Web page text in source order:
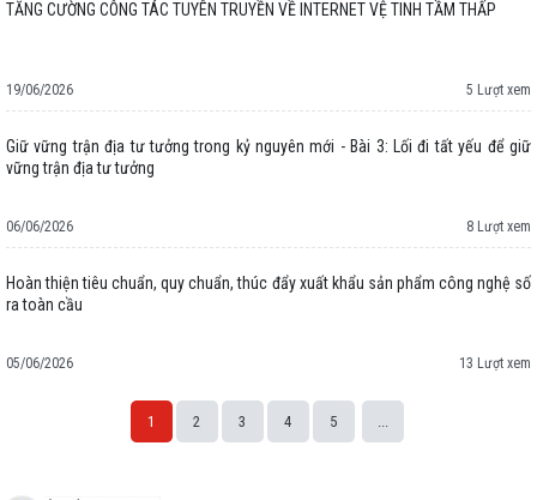
TĂNG CƯỜNG CÔNG TÁC TUYÊN TRUYỀN VỀ INTERNET VỆ TINH TẦM THẤP
19/06/2026 5 Lượt xem
Giữ vững trận địa tư tưởng trong kỷ nguyên mới - Bài 3: Lối đi tất yếu để giữ
vững trận địa tư tưởng
06/06/2026 8 Lượt xem
Hoàn thiện tiêu chuẩn, quy chuẩn, thúc đẩy xuất khẩu sản phẩm công nghệ số
ra toàn cầu
05/06/2026 13 Lượt xem
1 2 3 4 5 ...